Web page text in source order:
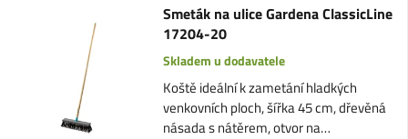
Smeták na ulice Gardena ClassicLine
17204-20
Skladem u dodavatele
Koště ideální k zametání hladkých
venkovních ploch, šířka 45 cm, dřevěná
násada s nátěrem, otvor na…